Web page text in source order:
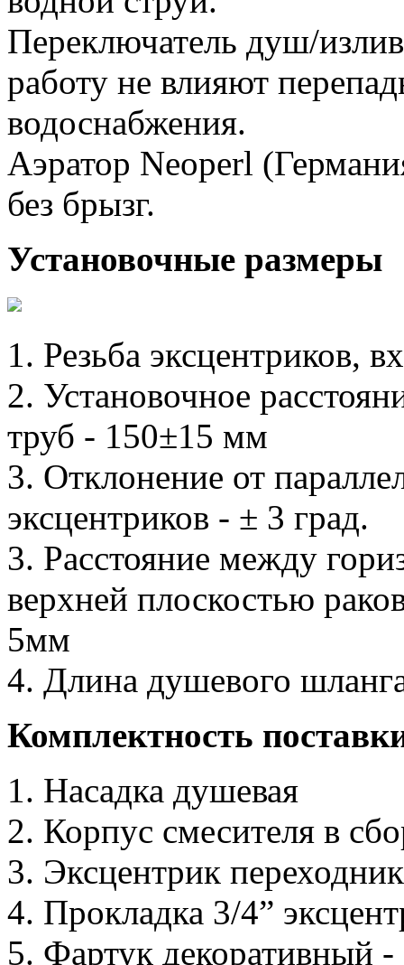
Переключатель душ/
работу не влияют
водоснабжения.
Аэратор Neoperl
без брызг.
Установочные размеры
1. Резьба эксцентриков,
2. Установочное
труб - 150±15 мм
3. Отклонение от
эксцентриков - ± 3 град.
3. Расстояние между
верхней плоскостью
5мм
4. Длина душевого
Комплектность
Насадка душевая
Корпус смесителя в
Эксцентрик
Прокладка 3/4”
Фартук декоративный